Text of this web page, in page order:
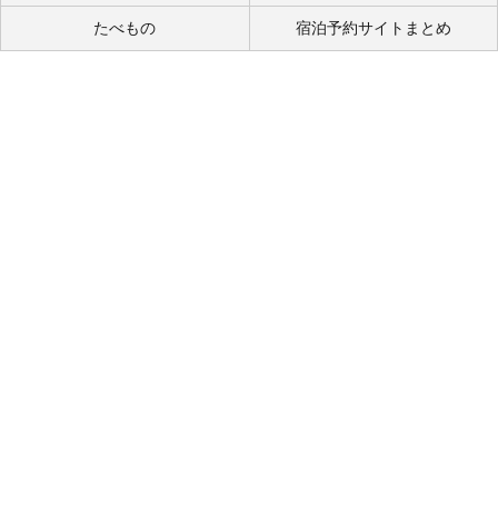
たべもの 宿泊予約サイトまとめ